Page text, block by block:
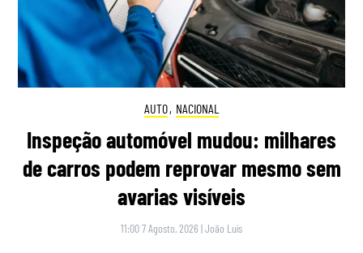
AUTO, NACIONAL
Inspeção automóvel mudou: milhares
de carros podem reprovar mesmo sem
avarias visíveis
11:00 7 Agosto, 2026 |João Luís